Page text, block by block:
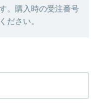
。購入時の受注番号
ださい。